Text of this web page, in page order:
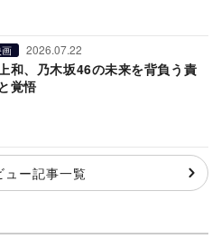
2026.07.22
和、乃木坂46の未来を背負う責
覚悟
ュー記事一覧